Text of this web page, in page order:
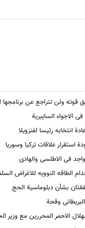
قوته ولن تتراجع عن برنامجها
فی الاجواء السایبریة
انتخابه رئیسا لفنزویلا
استقرار علاقات ترکیا وسوریا
فی الاطلسی والهادی
الطاقه النوویه للاغراض
بشأن دبلوماسیة الحج
وقحة
الاحمر المحررین مع وزیر